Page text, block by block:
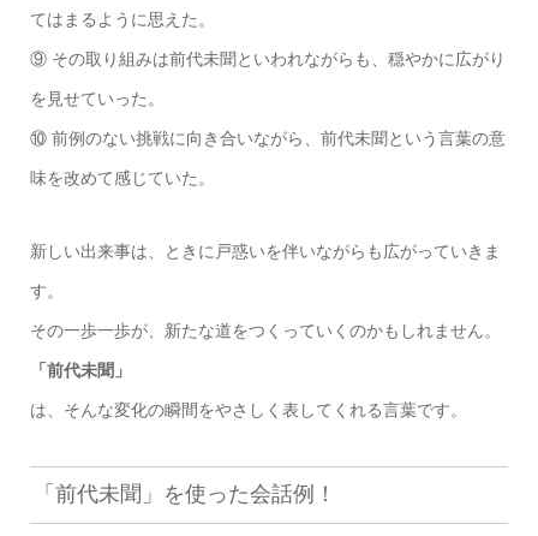
てはまるように思えた。
⑨ その取り組みは前代未聞といわれながらも、穏やかに広がり
を見せていった。
⑩ 前例のない挑戦に向き合いながら、前代未聞という言葉の意
味を改めて感じていた。
新しい出来事は、ときに戸惑いを伴いながらも広がっていきま
す。
その一歩一歩が、新たな道をつくっていくのかもしれません。
「前代未聞」
は、そんな変化の瞬間をやさしく表してくれる言葉です。
「前代未聞」を使った会話例！